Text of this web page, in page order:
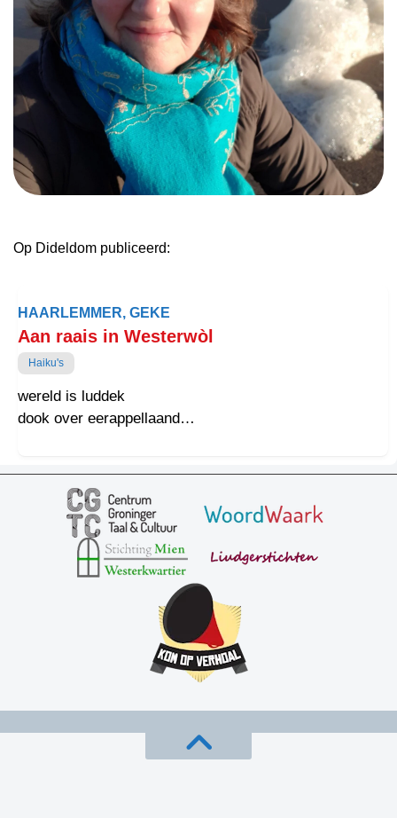
Op Dideldom publiceerd:
HAARLEMMER, GEKE
Aan raais in Westerwòl
Haiku's
wereld is luddek
dook over eerappellaand